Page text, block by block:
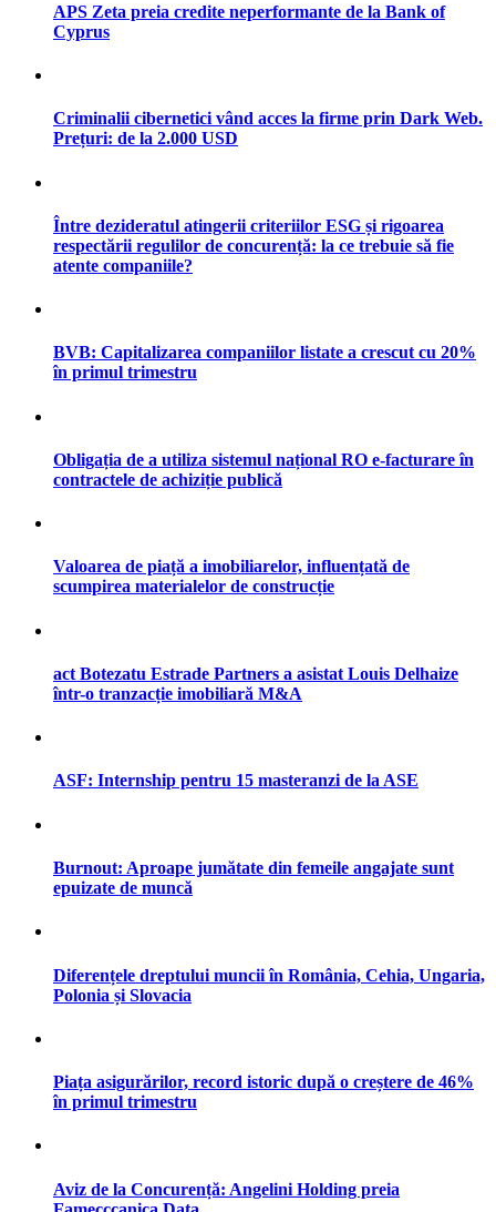
APS Zeta preia credite neperformante de la Bank of
Cyprus
Criminalii cibernetici vând acces la firme prin Dark Web.
Prețuri: de la 2.000 USD
Între dezideratul atingerii criteriilor ESG și rigoarea
respectării regulilor de concurență: la ce trebuie să fie
atente companiile?
BVB: Capitalizarea companiilor listate a crescut cu 20%
în primul trimestru
Obligația de a utiliza sistemul național RO e-facturare în
contractele de achiziție publică
Valoarea de piață a imobiliarelor, influențată de
scumpirea materialelor de construcție
act Botezatu Estrade Partners a asistat Louis Delhaize
într-o tranzacție imobiliară M&A
ASF: Internship pentru 15 masteranzi de la ASE
Burnout: Aproape jumătate din femeile angajate sunt
epuizate de muncă
Diferențele dreptului muncii în România, Cehia, Ungaria,
Polonia și Slovacia
Piața asigurărilor, record istoric după o creștere de 46%
în primul trimestru
Aviz de la Concurență: Angelini Holding preia